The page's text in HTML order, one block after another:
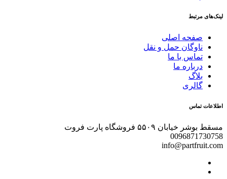
لینک‌های مرتبط
صفحه اصلی
ناوگان حمل و نقل
تماس با ما
درباره ما
بلاگ
گالری
اطلاعات تماس
مسقط بوشر خیابان ۵۵۰۹ فروشگاه پارت فروت
0096871730758
info@partfruit.com